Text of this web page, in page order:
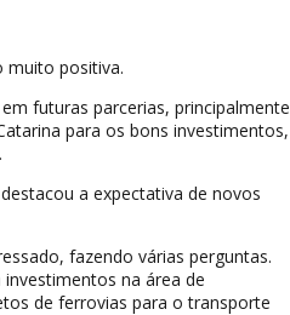
muito positiva.
futuras parcerias, principalmente
para os bons investimentos,
a expectativa de novos
fazendo várias perguntas.
na área de
de ferrovias para o transporte